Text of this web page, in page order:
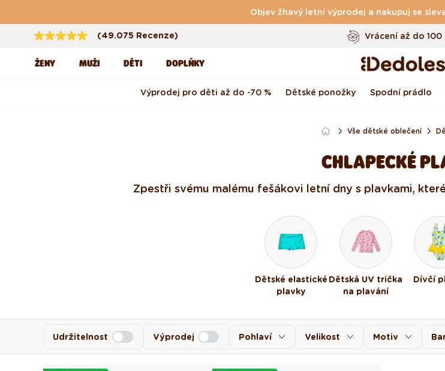
Objev žhavý letní výprodej a nakupuj se
(49.075 Recenze)
Dopravazdarma
Vrácení až do 100
Originální design
ŽENY MUŽI DĚTI DOPLŇKY
Výprodej pro děti až do -70 % Dětské ponožky Spodní prádlo
Vše dětské oblečení
CHLAPECKÉ
Zpestři svému malému fešákovi letní dny s plavkami,
Dětské elastické
plavky
Dětská UV trička
na plavání
Dívčí
Pohlaví Velikost Motiv
Udržitelnost Výprodej